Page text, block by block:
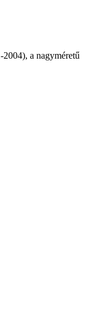
a nagyméretű